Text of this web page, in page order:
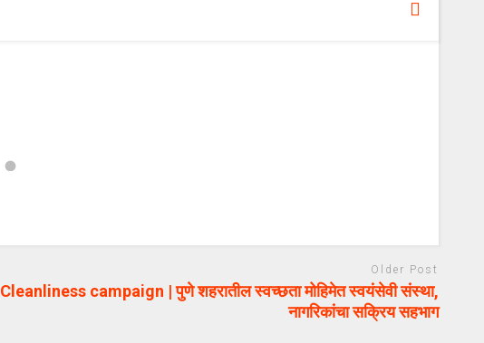
Older Post
Cleanliness campaign | पुणे शहरातील स्वच्छता मोहिमेत स्वयंसेवी संस्था,
नागरिकांचा सक्रिय सहभाग